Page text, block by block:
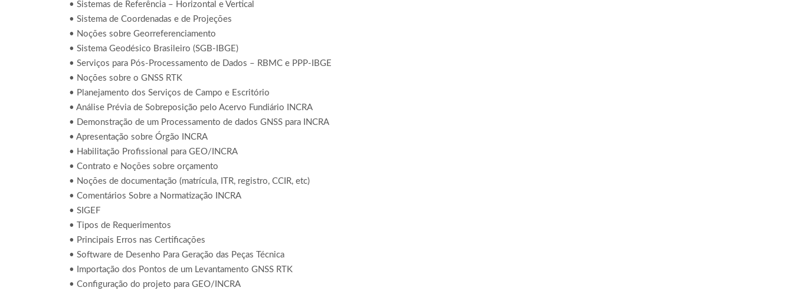
• Sistemas de Referência – Horizontal e Vertical
• Sistema de Coordenadas e de Projeções
• Noções sobre Georreferenciamento
• Sistema Geodésico Brasileiro (SGB-IBGE)
• Serviços para Pós-Processamento de Dados – RBMC e PPP-IBGE
• Noções sobre o GNSS RTK
• Planejamento dos Serviços de Campo e Escritório
• Análise Prévia de Sobreposição pelo Acervo Fundiário INCRA
• Demonstração de um Processamento de dados GNSS para INCRA
• Apresentação sobre Órgão INCRA
• Habilitação Profissional para GEO/INCRA
• Contrato e Noções sobre orçamento
• Noções de documentação (matrícula, ITR, registro, CCIR, etc)
• Comentários Sobre a Normatização INCRA
• SIGEF
• Tipos de Requerimentos
• Principais Erros nas Certificações
• Software de Desenho Para Geração das Peças Técnica
• Importação dos Pontos de um Levantamento GNSS RTK
• Configuração do projeto para GEO/INCRA